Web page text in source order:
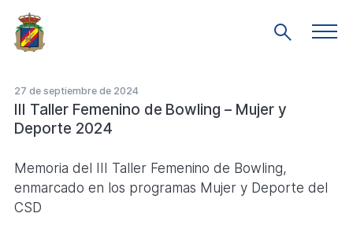
Saltar
al
contenido
Mostrar
27 de septiembre de 2024
III Taller Femenino de Bowling – Mujer y
Deporte 2024
Memoria del III Taller Femenino de Bowling,
enmarcado en los programas Mujer y Deporte del
CSD